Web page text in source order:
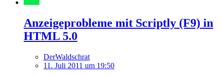
Anzeigeprobleme mit Scriptly (F9) in
HTML 5.0
DerWaldschrat
11. Juli 2011 um 19:50